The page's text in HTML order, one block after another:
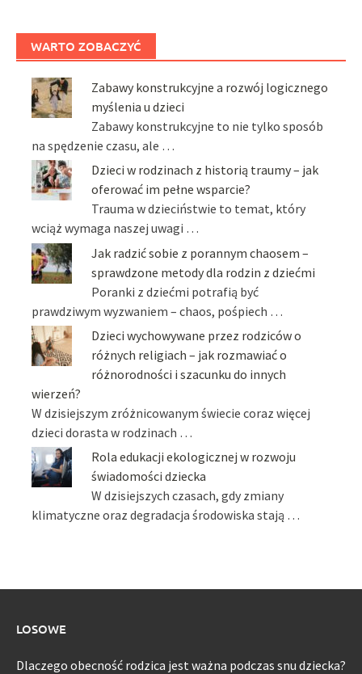
WARTO ZOBACZYĆ
Zabawy konstrukcyjne a rozwój logicznego
myślenia u dzieci
Zabawy konstrukcyjne to nie tylko sposób
na spędzenie czasu, ale …
Dzieci w rodzinach z historią traumy – jak
oferować im pełne wsparcie?
Trauma w dzieciństwie to temat, który
wciąż wymaga naszej uwagi …
Jak radzić sobie z porannym chaosem –
sprawdzone metody dla rodzin z dziećmi
Poranki z dziećmi potrafią być
prawdziwym wyzwaniem – chaos, pośpiech …
Dzieci wychowywane przez rodziców o
różnych religiach – jak rozmawiać o
różnorodności i szacunku do innych
wierzeń?
W dzisiejszym zróżnicowanym świecie coraz więcej
dzieci dorasta w rodzinach …
Rola edukacji ekologicznej w rozwoju
świadomości dziecka
W dzisiejszych czasach, gdy zmiany
klimatyczne oraz degradacja środowiska stają …
LOSOWE
Dlaczego obecność rodzica jest ważna podczas snu dziecka?